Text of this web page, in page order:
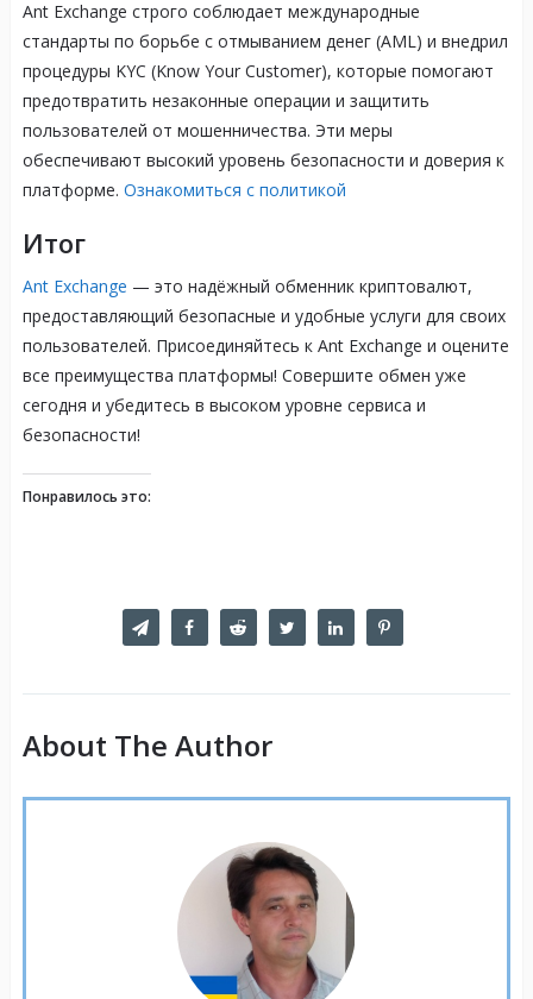
Ant Exchange строго соблюдает международные
стандарты по борьбе с отмыванием денег (AML) и внедрил
процедуры KYC (Know Your Customer), которые помогают
предотвратить незаконные операции и защитить
пользователей от мошенничества. Эти меры
обеспечивают высокий уровень безопасности и доверия к
платформе. Ознакомиться с политикой
Итог
Ant Exchange — это надёжный обменник криптовалют,
предоставляющий безопасные и удобные услуги для своих
пользователей. Присоединяйтесь к Ant Exchange и оцените
все преимущества платформы! Совершите обмен уже
сегодня и убедитесь в высоком уровне сервиса и
безопасности!
Понравилось это:
About The Author